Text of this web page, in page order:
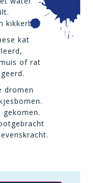
kikkerbil.
kat
of rat
dromen